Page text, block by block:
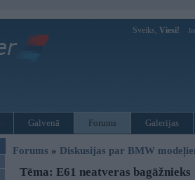
Sveiks, Viesi!
Galvenā Forums Galerijas
Forums » Diskusijas par BMW
Tēma: E61 neatveras bagāžnieks